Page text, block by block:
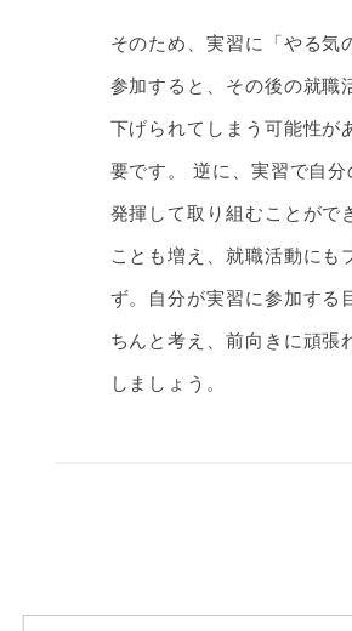
そのため、実習に「やる気
参加すると、その後の就職
下げられてしまう可能性が
要です。 逆に、実習で自
発揮して取り組むことがで
ことも増え、就職活動にも
ず。自分が実習に参加する
ちんと考え、前向きに頑張
しましょう。